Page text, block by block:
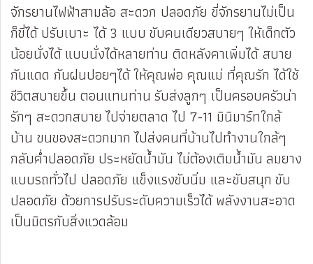
จักรยานไฟฟ้าสามล้อ สะดวก ปลอดภัย ขี่จักรยานไม่เป็น
ก็ขี่ได้ ปรับเบาะ ได้ 3 แบบ ขับคนเดียวสบายๆ ให้เด็กตัว
น้อยนั่งได้ แบบนั่งได้หลายท่าน ติดหลังคาเพิ่มได้ สบาย
กันแดด กันฝนปอยๆได้ ให้คุณพ่อ คุณแม่ ที่คุณรัก ได้ใช้
ชีวิตสบายขึ้น ตอนแทนท่าน รับส่งลูกๆ เป็นครอบครัวน่า
รักๆ สะดวกสบาย ไปจ่ายตลาด ไป 7-11 มินิมาร์ทใกล้
บ้าน ขนของสะดวกมาก ไปส่งคนที่บ้านไปทำงานใกล้ๆ
กลับค่ำปลอดภัย ประหยัดน้ำมัน ไม่ต้องเติมน้ำมัน ลมยาง
แบบรถทั่วไป ปลอดภัย แข็งแรงขับนิ่ม และขับสนุก ขับ
ปลอดภัย ด้วยการปรับระดับความเร็วได้ พลังงานสะอาด
เป็นมิตรกับสิ่งแวดล้อม